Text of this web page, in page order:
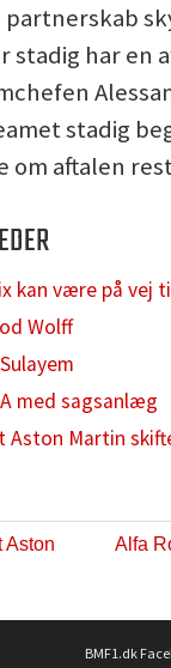
partnerskab
stadig har en
stadig
om aftalen
kan være på vej
Wolff
med sagsanlæg
Aston Martin
Aston
Alfa
BMF1.dk